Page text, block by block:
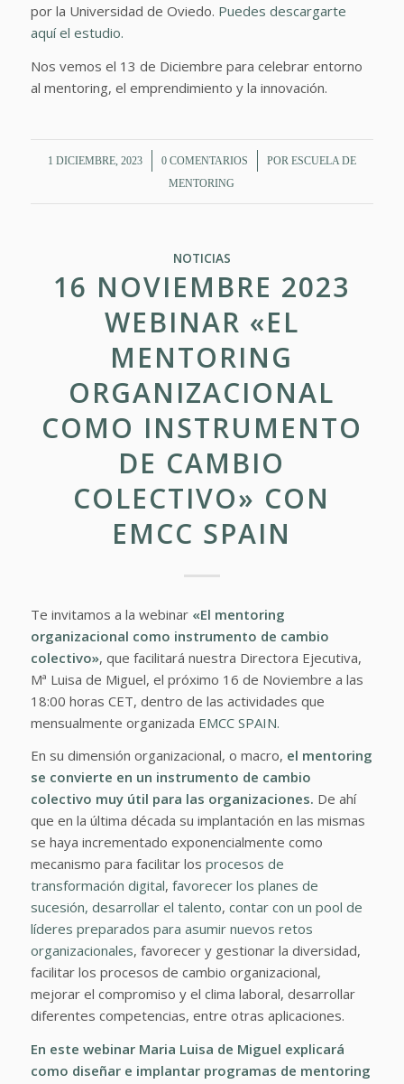
por la Universidad de Oviedo. Puedes descargarte
aquí el estudio.
Nos vemos el 13 de Diciembre para celebrar entorno
al mentoring, el emprendimiento y la innovación.
1 DICIEMBRE, 2023
/ 0 COMENTARIOS
/ POR ESCUELA DE
MENTORING
NOTICIAS
16 NOVIEMBRE 2023
WEBINAR «EL
MENTORING
ORGANIZACIONAL
COMO INSTRUMENTO
DE CAMBIO
COLECTIVO» CON
EMCC SPAIN
Te invitamos a la webinar «El mentoring
organizacional como instrumento de cambio
colectivo», que facilitará nuestra Directora Ejecutiva,
Mª Luisa de Miguel, el próximo 16 de Noviembre a las
18:00 horas CET, dentro de las actividades que
mensualmente organizada EMCC SPAIN.
En su dimensión organizacional, o macro, el mentoring
se convierte en un instrumento de cambio
colectivo muy útil para las organizaciones. De ahí
que en la última década su implantación en las mismas
se haya incrementado exponencialmente como
mecanismo para facilitar los procesos de
transformación digital, favorecer los planes de
sucesión, desarrollar el talento, contar con un pool de
líderes preparados para asumir nuevos retos
organizacionales, favorecer y gestionar la diversidad,
facilitar los procesos de cambio organizacional,
mejorar el compromiso y el clima laboral, desarrollar
diferentes competencias, entre otras aplicaciones.
En este webinar Maria Luisa de Miguel explicará
como diseñar e implantar programas de mentoring